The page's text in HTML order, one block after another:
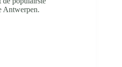
Antwerpen.